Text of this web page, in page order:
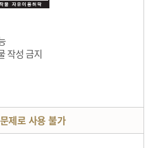
작성 금지
제로 사용 불가